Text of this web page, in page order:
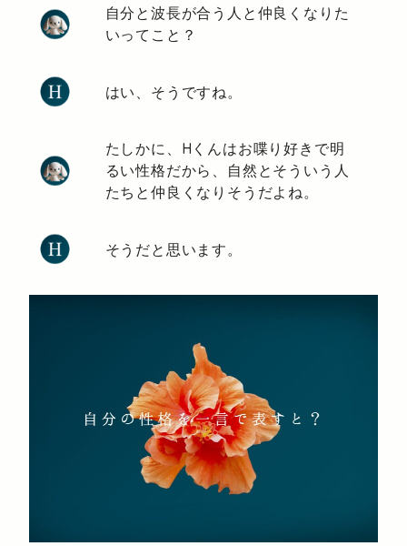
自分と波長が合う人と仲良くなりた
いってこと？
はい、そうですね。
たしかに、Hくんはお喋り好きで明
るい性格だから、自然とそういう人
たちと仲良くなりそうだよね。
そうだと思います。